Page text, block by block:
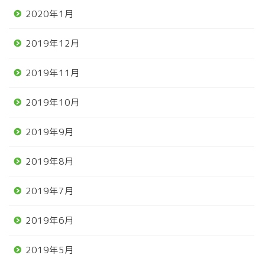
2020年1月
2019年12月
2019年11月
2019年10月
2019年9月
2019年8月
2019年7月
2019年6月
2019年5月